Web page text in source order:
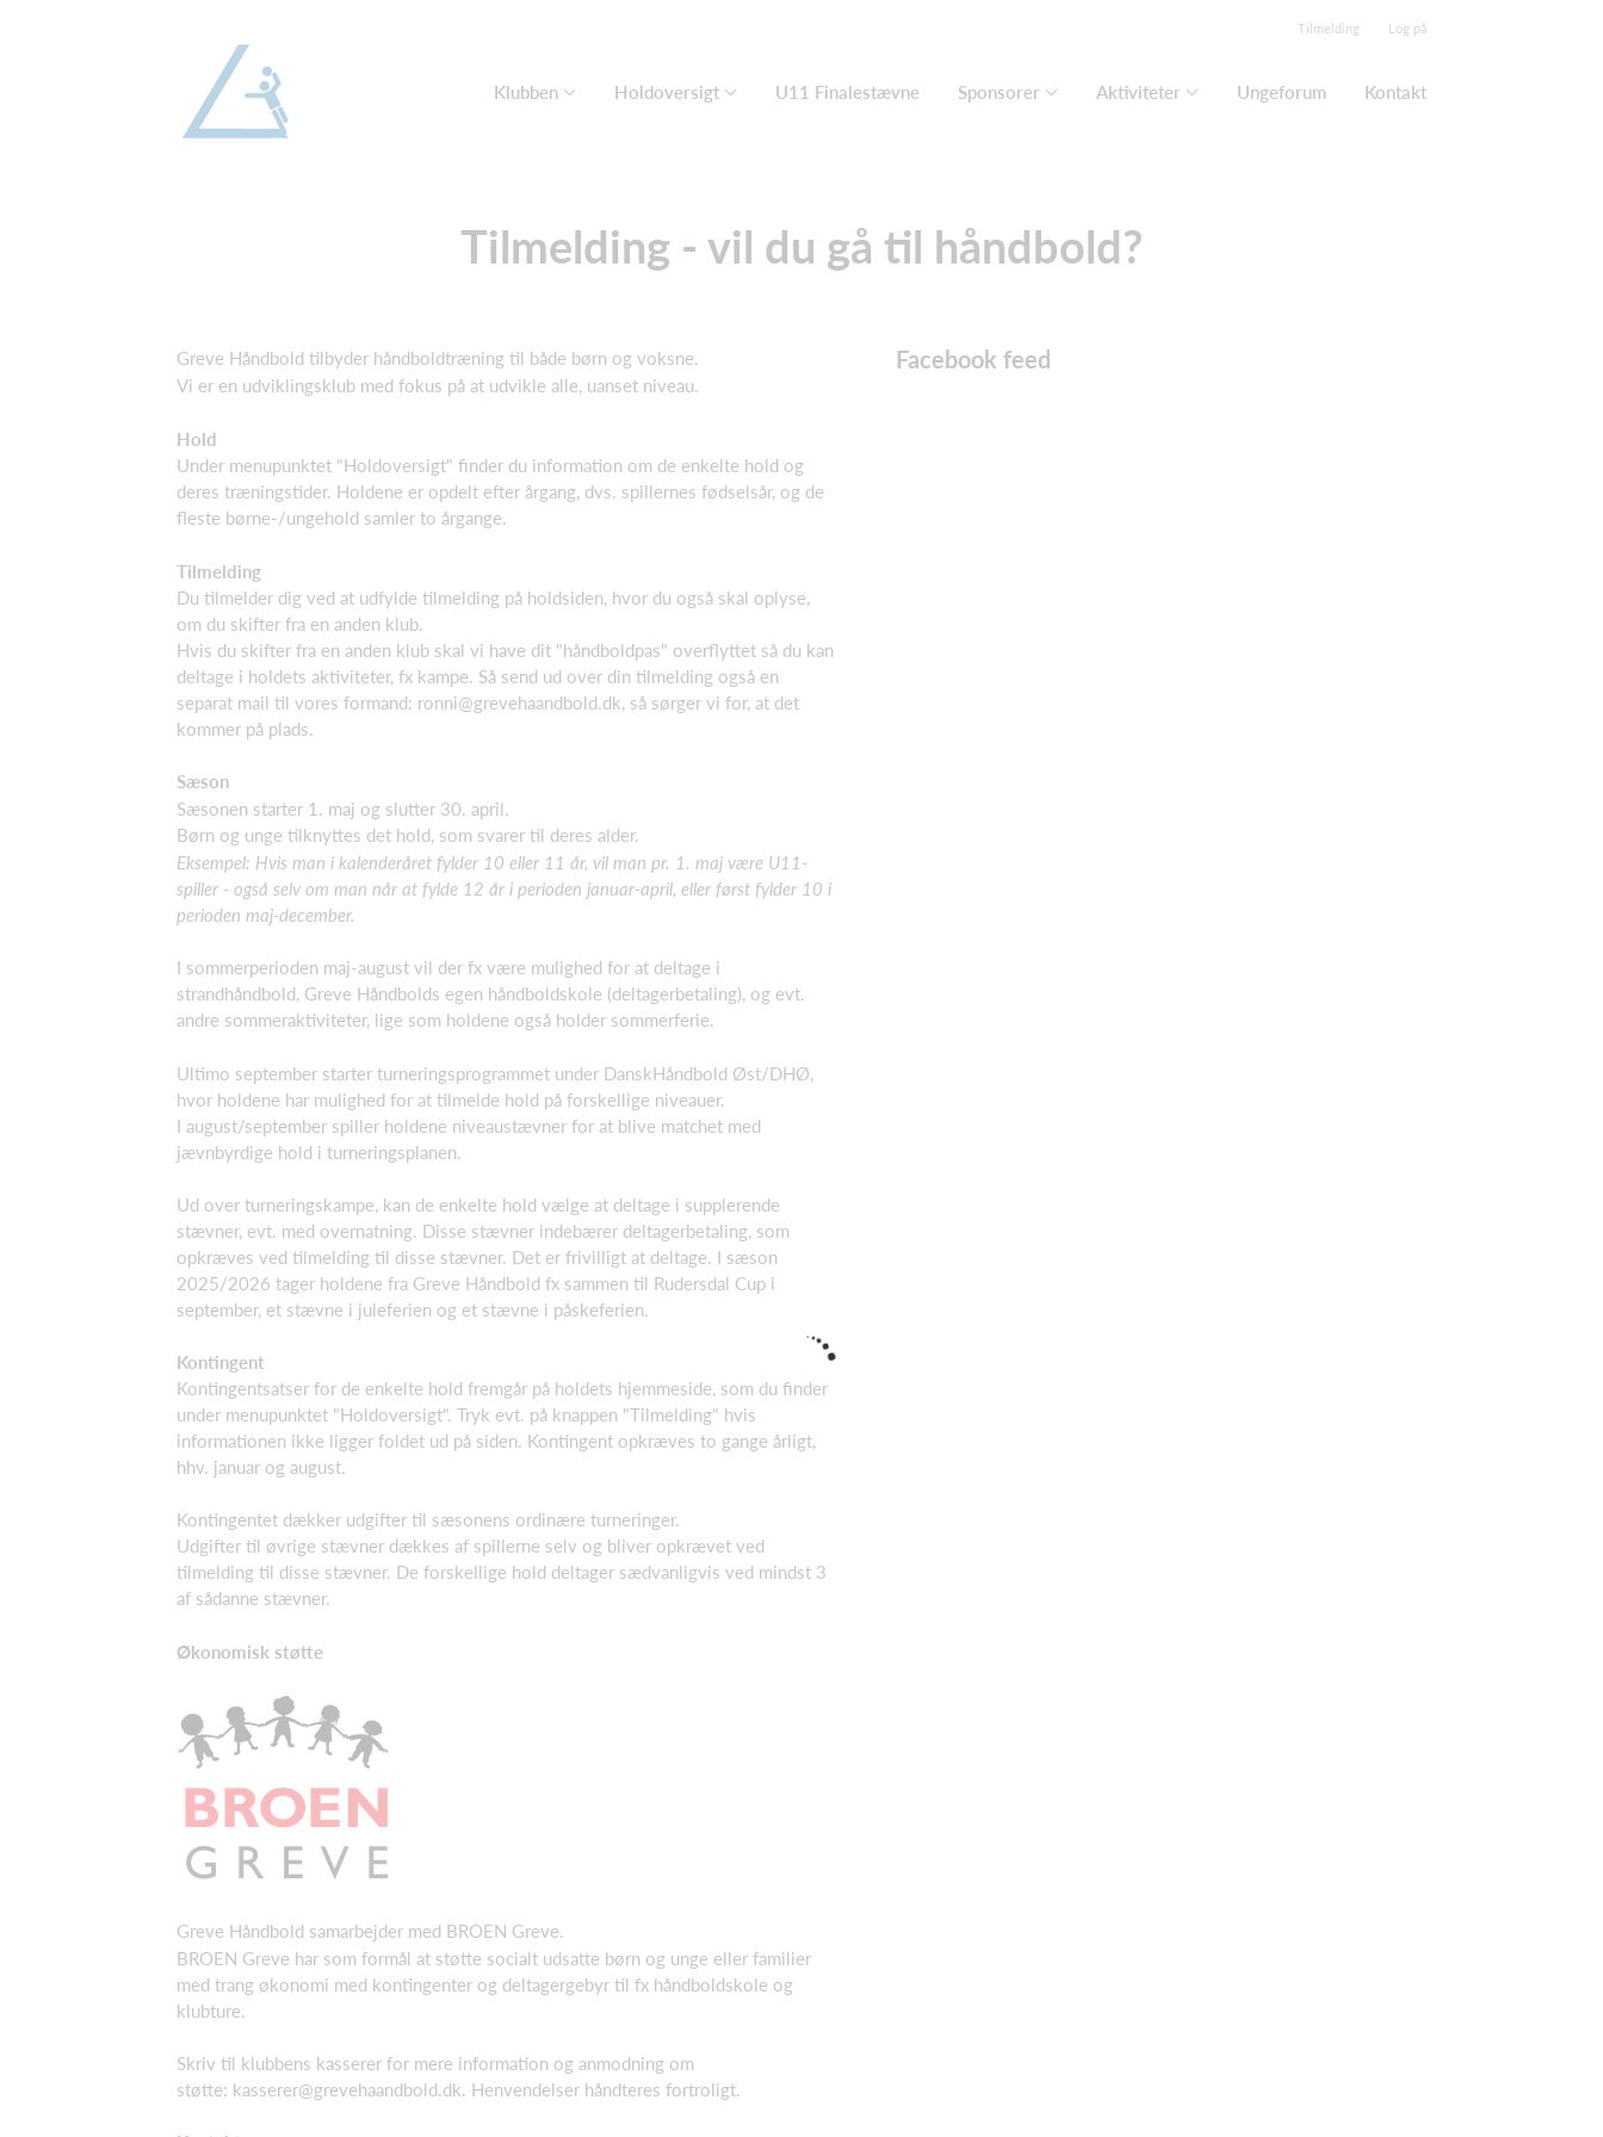
Tilmelding Log på
Klubben Holdoversigt U11 Finalestævne Sponsorer Aktiviteter Ungeforum Kontakt
Tilmelding - vil du gå til håndbold?
Greve Håndbold tilbyder håndboldtræning til både børn og voksne.
Vi er en udviklingsklub med fokus på at udvikle alle, uanset niveau.
Hold
Under menupunktet "Holdoversigt" finder du information om de enkelte hold og
deres træningstider. Holdene er opdelt efter årgang, dvs. spillernes fødselsår, og de
fleste børne-/ungehold samler to årgange.
Tilmelding
Du tilmelder dig ved at udfylde tilmelding på holdsiden, hvor du også skal oplyse,
om du skifter fra en anden klub.
Hvis du skifter fra en anden klub skal vi have dit "håndboldpas" overflyttet så du kan
deltage i holdets aktiviteter, fx kampe. Så send ud over din tilmelding også en
separat mail til vores formand: ronni@grevehaandbold.dk, så sørger vi for, at det
kommer på plads.
Sæson
Sæsonen starter 1. maj og slutter 30. april.
Børn og unge tilknyttes det hold, som svarer til deres alder.
Eksempel: Hvis man i kalenderåret fylder 10 eller 11 år, vil man pr. 1. maj være U11-
spiller - også selv om man når at fylde 12 år i perioden januar-april, eller først fylder 10 i
perioden maj-december.
I sommerperioden maj-august vil der fx være mulighed for at deltage i
strandhåndbold, Greve Håndbolds egen håndboldskole (deltagerbetaling), og evt.
andre sommeraktiviteter, lige som holdene også holder sommerferie.
Ultimo september starter turneringsprogrammet under DanskHåndbold Øst/DHØ,
hvor holdene har mulighed for at tilmelde hold på forskellige niveauer.
I august/september spiller holdene niveaustævner for at blive matchet med
jævnbyrdige hold i turneringsplanen.
Ud over turneringskampe, kan de enkelte hold vælge at deltage i supplerende
stævner, evt. med overnatning. Disse stævner indebærer deltagerbetaling, som
opkræves ved tilmelding til disse stævner. Det er frivilligt at deltage. I sæson
2025/2026 tager holdene fra Greve Håndbold fx sammen til Rudersdal Cup i
september, et stævne i juleferien og et stævne i påskeferien.
Kontingent
Kontingentsatser for de enkelte hold fremgår på holdets hjemmeside, som du finder
under menupunktet "Holdoversigt". Tryk evt. på knappen "Tilmelding" hvis
informationen ikke ligger foldet ud på siden. Kontingent opkræves to gange årligt,
hhv. januar og august.
Kontingentet dækker udgifter til sæsonens ordinære turneringer.
Udgifter til øvrige stævner dækkes af spillerne selv og bliver opkrævet ved
tilmelding til disse stævner. De forskellige hold deltager sædvanligvis ved mindst 3
af sådanne stævner.
Økonomisk støtte
Greve Håndbold samarbejder med BROEN Greve.
BROEN Greve har som formål at støtte socialt udsatte børn og unge eller familier
med trang økonomi med kontingenter og deltagergebyr til fx håndboldskole og
klubture.
Skriv til klubbens kasserer for mere information og anmodning om
støtte: kasserer@grevehaandbold.dk. Henvendelser håndteres fortroligt.
Facebook feed